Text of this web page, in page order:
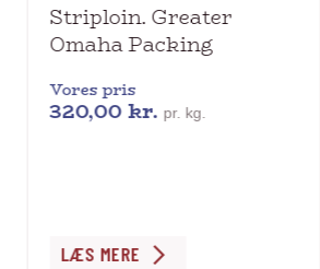
Striploin. Greater
Omaha Packing
Vores pris
320,00kr. pr. kg.
Dette
LÆS MERE